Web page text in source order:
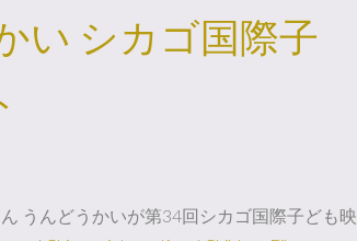
い シカゴ国際子
うんどうかいが第34回シカゴ国際子ども映